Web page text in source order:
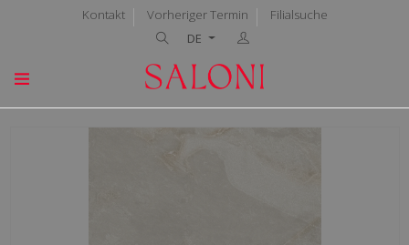
Kontakt Vorheriger Termin
Filialsuche
DE